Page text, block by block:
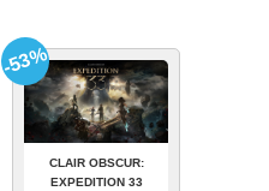
CLAIR OBSCUR:
EXPEDITION 33
-53%